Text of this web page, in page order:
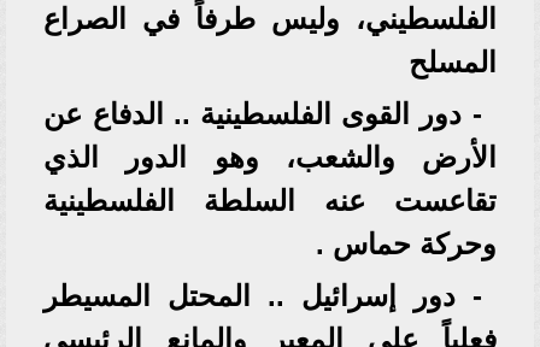
الفلسطيني، وليس طرفاً في الصراع
المسلح
- دور القوى الفلسطينية .. الدفاع عن
الأرض والشعب، وهو الدور الذي
تقاعست عنه السلطة الفلسطينية
وحركة حماس .
- دور إسرائيل .. المحتل المسيطر
فعلياً على المعبر والمانع الرئيسي